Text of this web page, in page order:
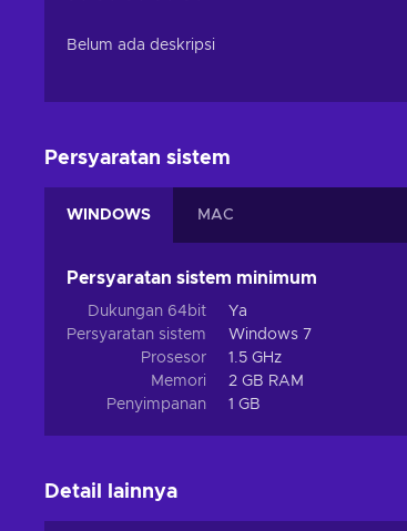
Belum ada deskripsi
Persyaratan sistem
WINDOWS MAC
Persyaratan sistem minimum
Dukungan 64bit
Ya
Persyaratan sistem
Windows 7
Prosesor
1.5 GHz
Memori
2 GB RAM
Penyimpanan
1 GB
Detail lainnya